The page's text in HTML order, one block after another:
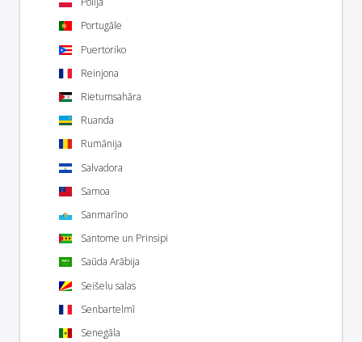
Portugāle
Puertoriko
Reinjona
Rietumsahāra
Ruanda
Rumānija
Salvadora
Samoa
Sanmarīno
Santome un Prinsipi
Saūda Arābija
Seišelu salas
Senbartelmī
Senegāla